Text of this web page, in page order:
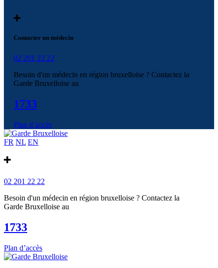
Contacter un médecin
02 201 22 22
Besoin d'un médecin en région bruxelloise ? Contactez la
Garde Bruxelloise au
1733
Plan d’accès
FR NL EN
02 201 22 22
Besoin d'un médecin en région bruxelloise ? Contactez la
Garde Bruxelloise au
1733
Plan d’accès